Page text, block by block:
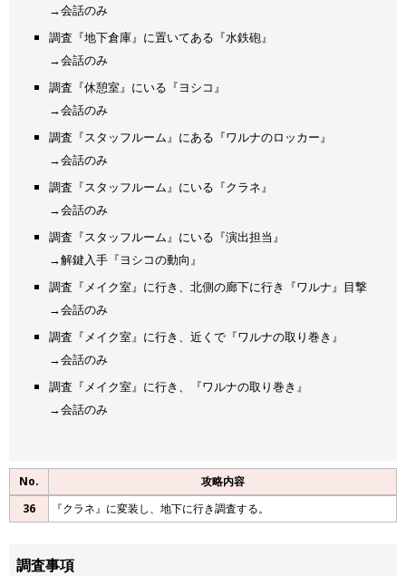
→会話のみ
調査『地下倉庫』に置いてある『水鉄砲』
→会話のみ
調査『休憩室』にいる『ヨシコ』
→会話のみ
調査『スタッフルーム』にある『ワルナのロッカー』
→会話のみ
調査『スタッフルーム』にいる『クラネ』
→会話のみ
調査『スタッフルーム』にいる『演出担当』
→解鍵入手『ヨシコの動向』
調査『メイク室』に行き、北側の廊下に行き『ワルナ』目撃
→会話のみ
調査『メイク室』に行き、近くで『ワルナの取り巻き』
→会話のみ
調査『メイク室』に行き、『ワルナの取り巻き』
→会話のみ
No.
攻略内容
36
『クラネ』に変装し、地下に行き調査する。
調査事項